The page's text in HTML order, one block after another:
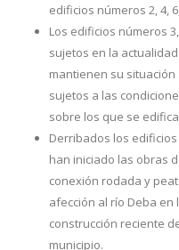
edificios números 2, 4,
Los edificios números
sujetos en la
mantienen su
sujetos a las
sobre los que se
Derribados los
han iniciado las obras
conexión rodada y
afección al río Deba
construcción reciente
municipio.